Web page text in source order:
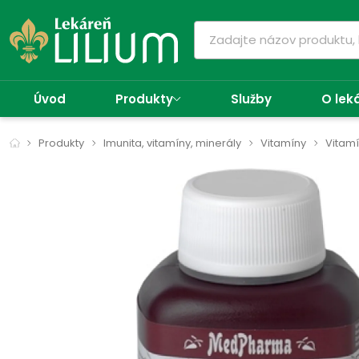
Úvod Produkty Služby O
Produkty Imunita, vitamíny, minerály Vitamíny